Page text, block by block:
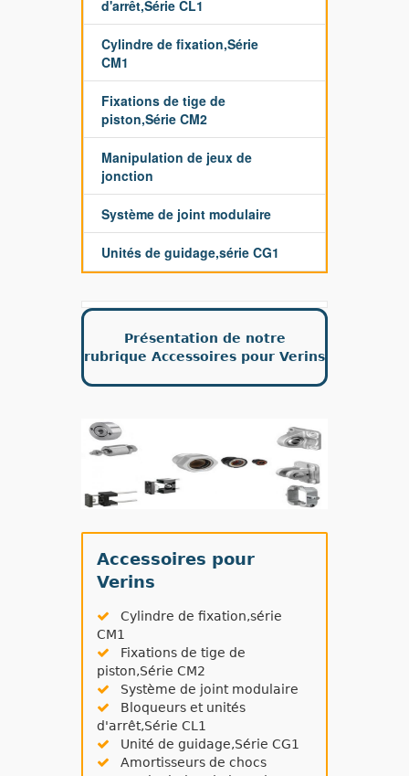
d'arrêt,Série CL1
Cylindre de fixation,Série
CM1
Fixations de tige de
piston,Série CM2
Manipulation de jeux de
jonction
Système de joint modulaire
Unités de guidage,série CG1
Présentation de notre
rubrique Accessoires pour Verins
Accessoires pour
Verins
Cylindre de fixation,série
CM1
Fixations de tige de
piston,Série CM2
Système de joint modulaire
Bloqueurs et unités
d'arrêt,Série CL1
Unité de guidage,Série CG1
Amortisseurs de chocs